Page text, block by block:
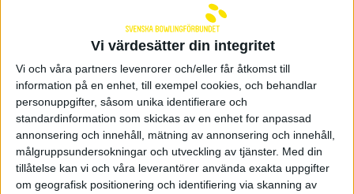
Vi värdesätter din integritet
Vi och våra partners levenrorer och/eller får åtkomst till
information på en enhet, till exempel cookies, och behandlar
personuppgifter, såsom unika identifierare och
standardinformation som skickas av en enhet for anpassad
annonsering och innehåll, mätning av annonsering och innehåll,
målgruppsundersokningar och utveckling av tjänster. Med din
tillåtelse kan vi och våra leverantörer använda exakta uppgifter
om geografisk positionering och identifiering via skanning av
Följ Parasportgalan live ikväll -
Lisa Nordström Green har
chans på två priser
03 maj 2024 17:45